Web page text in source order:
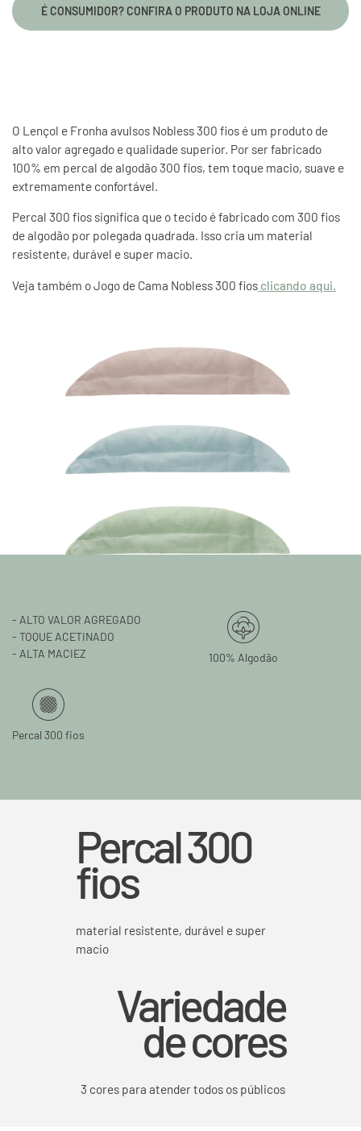
É CONSUMIDOR? CONFIRA O PRODUTO NA LOJA ONLINE
O Lençol e Fronha avulsos Nobless 300 fios é um produto de
alto valor agregado e qualidade superior. Por ser fabricado
100% em percal de algodão 300 fios, tem toque macio, suave e
extremamente confortável.
Percal 300 fios significa que o tecido é fabricado com 300 fios
de algodão por polegada quadrada. Isso cria um material
resistente, durável e super macio.
Veja também o Jogo de Cama Nobless 300 fios clicando aqui.
- ALTO VALOR AGREGADO
- TOQUE ACETINADO
- ALTA MACIEZ
100% Algodão
Percal 300 fios
Percal 300
fios
material resistente, durável e super
macio
Variedade
de cores
3 cores para atender todos os públicos